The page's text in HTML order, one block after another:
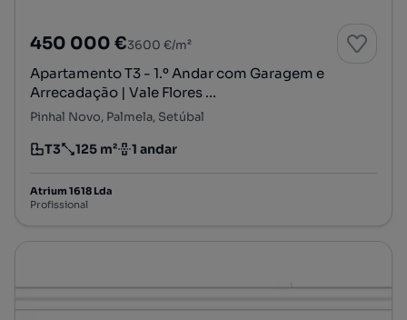
450 000 €3600 €/m²
Apartamento T3 - 1.º Andar com Garagem e
Arrecadação | Vale Flores ...
Pinhal Novo, Palmela, Setúbal
Tipologia
T3
Preço por metro quadrado
125 m²
Andar 1 andar
Atrium 1618 Lda
Profissional